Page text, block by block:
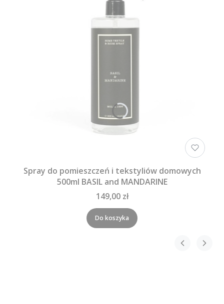
Spray do pomieszczeń i tekstyliów domowych
500ml BASIL and MANDARINE
149,00 zł
Do koszyka